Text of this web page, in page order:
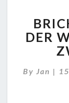
DER
By Jan |